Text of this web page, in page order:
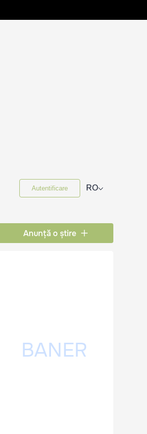
Autentificare RO⌵
Anunță o știre